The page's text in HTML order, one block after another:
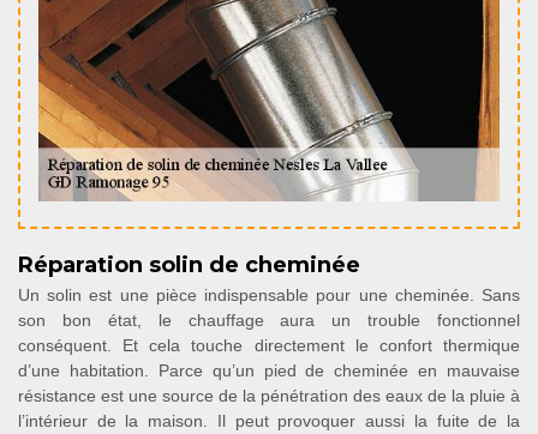
Réparation solin de cheminée
Un solin est une pièce indispensable pour une cheminée. Sans
son bon état, le chauffage aura un trouble fonctionnel
conséquent. Et cela touche directement le confort thermique
d’une habitation. Parce qu’un pied de cheminée en mauvaise
résistance est une source de la pénétration des eaux de la pluie à
l’intérieur de la maison. Il peut provoquer aussi la fuite de la